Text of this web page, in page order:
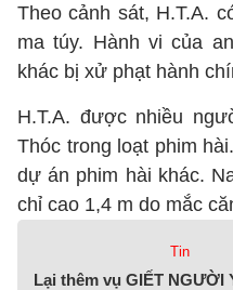
Theo cảnh sát, H.T.A.
ma túy. Hành vi của
khác bị xử phạt hành
H.T.A. được nhiều
Thóc trong loạt phim
dự án phim hài khác.
chỉ cao 1,4 m do mắc
Tin
Lại thêm vụ GIẾT NGƯỜI